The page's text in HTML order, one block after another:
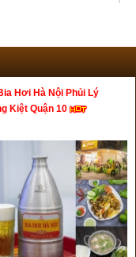
Hơi Hà Nội Phủi Lý
Kiệt Quận 10